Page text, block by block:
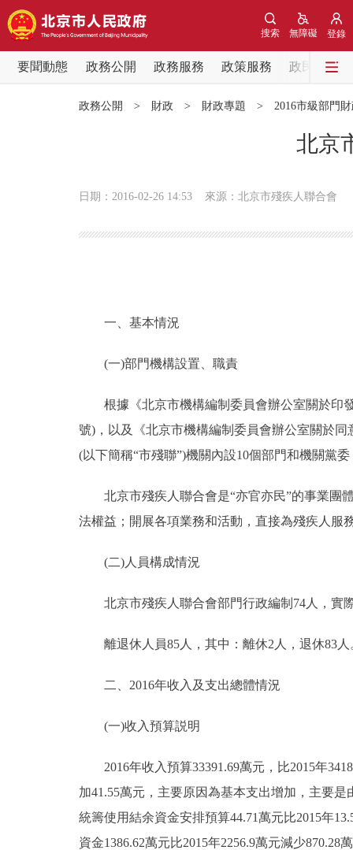
登錄
無障礙
搜索
要聞動態 政務公開 政務服務 政策服務
政民互動
政務服務
便民服務
仲介服務
政民互動
12345網上接訴即辦
走進北京
北京概況
綠色北京
政務公開 > 財政 > 財政專題 > 2016市級部門
北京
日期：2016-02-26 14:53 來源：北京市殘疾人聯合會
一、基本情況
(一)部門機構設置、職責
根據《北京市機構編制委員會辦公室關於印發
號)，以及《北京市機構編制委員會辦公室關於
(以下簡稱“市殘聯”)機關內設10個部門和機關黨
北京市殘疾人聯合會是“亦官亦民”的事業團體
法權益；開展各項業務和活動，直接為殘疾人服
(二)人員構成情況
北京市殘疾人聯合會部門行政編制74人，實際
離退休人員85人，其中：離休2人，退休83人
二、2016年收入及支出總體情況
(一)收入預算説明
2016年收入預算33391.69萬元，比2015年
加41.55萬元，主要原因為基本支出增加，主要
統籌使用結余資金安排預算44.71萬元比2015年
資金1386.62萬元比2015年2256.9萬元減少